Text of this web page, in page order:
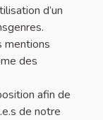
d’un
mentions
des
afin de
de notre